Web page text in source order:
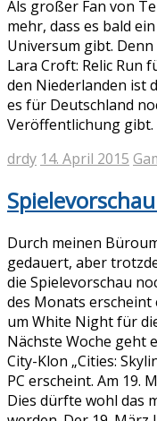
Als großer Fan von
mehr, dass es bald
Universum gibt.
Lara Croft: Relic Run
den Niederlanden ist
es für Deutschland
Veröffentlichung gibt.
drdy 14. April 2015
Durch meinen
gedauert, aber
die Spielevorschau
des Monats erscheint
um White Night für
Nächste Woche geht
City-Klon „Cities:
PC erscheint. Am 19.
Dies dürfte wohl das